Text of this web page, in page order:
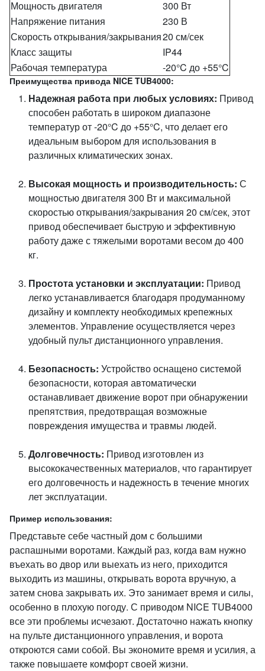
Мощность двигателя
300 Вт
Напряжение питания
230 В
Скорость открывания/закрывания20 см/сек
Класс защиты
IP44
Рабочая температура
-20°C до +55°C
Преимущества привода NICE TUB4000:
Надежная работа при любых условиях: Привод
способен работать в широком диапазоне
температур от -20°C до +55°C, что делает его
идеальным выбором для использования в
различных климатических зонах.
Высокая мощность и производительность: С
мощностью двигателя 300 Вт и максимальной
скоростью открывания/закрывания 20 см/сек, этот
привод обеспечивает быструю и эффективную
работу даже с тяжелыми воротами весом до 400
кг.
Простота установки и эксплуатации: Привод
легко устанавливается благодаря продуманному
дизайну и комплекту необходимых крепежных
элементов. Управление осуществляется через
удобный пульт дистанционного управления.
Безопасность: Устройство оснащено системой
безопасности, которая автоматически
останавливает движение ворот при обнаружении
препятствия, предотвращая возможные
повреждения имущества и травмы людей.
Долговечность: Привод изготовлен из
высококачественных материалов, что гарантирует
его долговечность и надежность в течение многих
лет эксплуатации.
Пример использования:
Представьте себе частный дом с большими
распашными воротами. Каждый раз, когда вам нужно
въехать во двор или выехать из него, приходится
выходить из машины, открывать ворота вручную, а
затем снова закрывать их. Это занимает время и силы,
особенно в плохую погоду. С приводом NICE TUB4000
все эти проблемы исчезают. Достаточно нажать кнопку
на пульте дистанционного управления, и ворота
откроются сами собой. Вы экономите время и усилия, а
также повышаете комфорт своей жизни.